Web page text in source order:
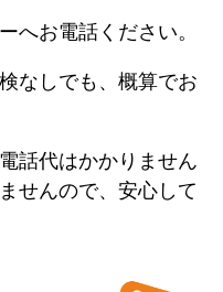
へお電話ください。
なしでも、概算でお
話代はかかりません
せんので、安心して